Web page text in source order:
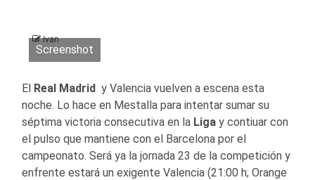
Ivan
Screenshot
El Real Madrid y Valencia vuelven a escena esta
noche. Lo hace en Mestalla para intentar sumar su
séptima victoria consecutiva en la Liga y contiuar con
el pulso que mantiene con el Barcelona por el
campeonato. Será ya la jornada 23 de la competición y
enfrente estará un exigente Valencia (21:00 h; Orange